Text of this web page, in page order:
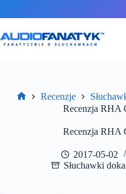
Recenzje
Recenzja RHA
Recenzja RHA
2017-05-02
Słuchawki